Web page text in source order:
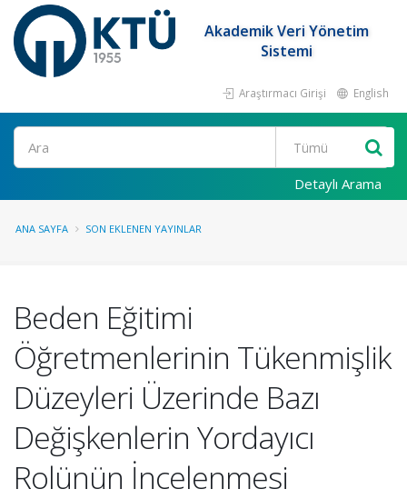
Akademik Veri Yönetim
Sistemi
Araştırmacı Girişi English
Ara
Detaylı Arama
ANA SAYFA SON EKLENEN YAYINLAR
Beden Eğitimi
Öğretmenlerinin Tükenmişlik
Düzeyleri Üzerinde Bazı
Değişkenlerin Yordayıcı
Rolünün İncelenmesi